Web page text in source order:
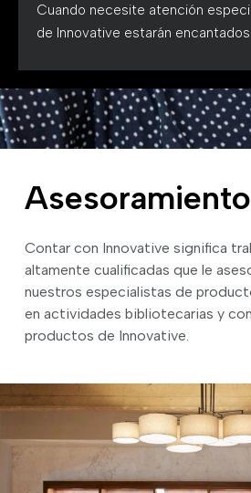
Cuando necesite atención
de Innovative estarán
Contar con Innovative significa
altamente cualificadas que le
nuestros especialistas de
en actividades bibliotecarias y
productos de Innovative.